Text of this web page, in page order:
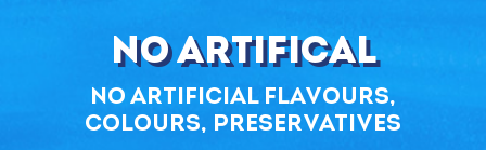
No artifical
No artificial flavours,
colours, preservatives